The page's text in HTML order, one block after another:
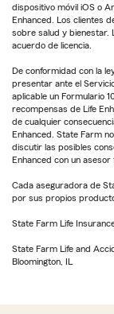
dispositivo móvil iOS o
Enhanced. Los clientes
sobre salud y bienestar.
acuerdo de licencia.
De conformidad con la
presentar ante el
aplicable un Formulario
recompensas de Life
de cualquier
Enhanced. State Farm
discutir las posibles
Enhanced con un asesor
Cada aseguradora de
por sus propios
State Farm Life
State Farm Life and
Bloomington, IL